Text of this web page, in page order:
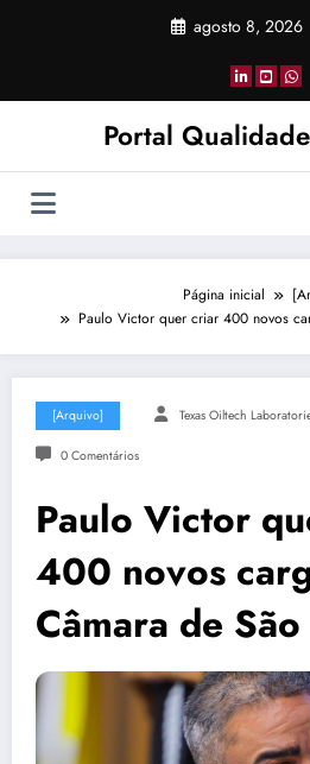
agosto 8, 2026
Portal
Página inicial
Paulo Victor quer criar 400 novos
[Arquivo] Texas Oiltech
0 Comentários
Paulo Victor
400 novos
Câmara de